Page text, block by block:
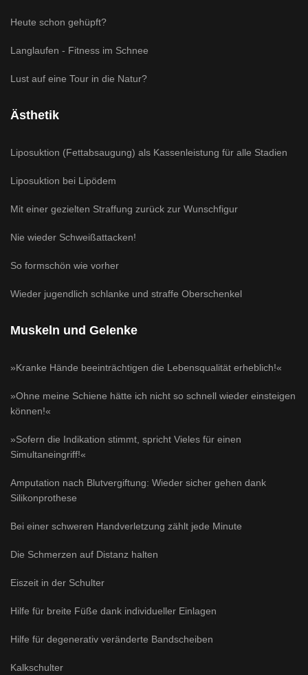
Heute schon gehüpft?
Langlaufen - Fitness im Schnee
Lust auf eine Tour in die Natur?
Ästhetik
Liposuktion (Fettabsaugung) als Kassenleistung für alle Stadien
Liposuktion bei Lipödem
Mit einer gezielten Straffung zurück zur Wunschfigur
Nie wieder Schweißattacken!
So formschön wie vorher
Wieder jugendlich schlanke und straffe Oberschenkel
Muskeln und Gelenke
»Kranke Hände beeinträchtigen die Lebensqualität erheblich!«
»Ohne meine Schiene hätte ich nicht so schnell wieder einsteigen
können!«
»Sofern die Indikation stimmt, spricht Vieles für einen
Simultaneingriff!«
Amputation nach Blutvergiftung: Wieder sicher gehen dank
Silikonprothese
Bei einer schweren Handverletzung zählt jede Minute
Die Schmerzen auf Distanz halten
Eiszeit in der Schulter
Hilfe für breite Füße dank individueller Einlagen
Hilfe für degenerativ veränderte Bandscheiben
Kalkschulter